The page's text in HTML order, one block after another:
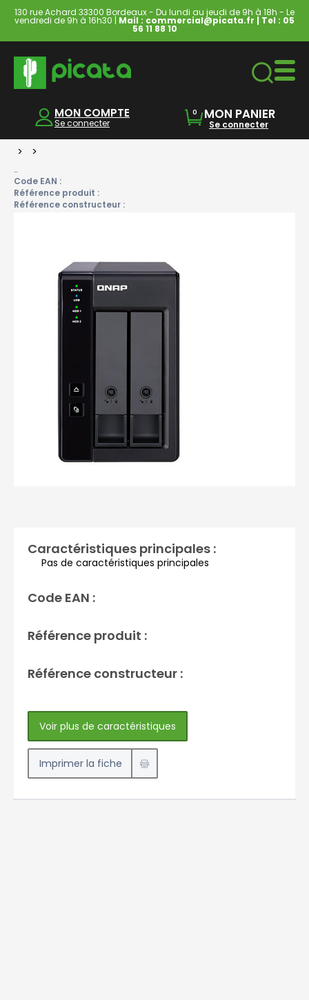
130 rue Achard 33300 Bordeaux - Du lundi au jeudi de 9h à 18h - Le
vendredi de 9h à 16h30 | Mail : commercial@picata.fr | Tel : 05
56 11 88 10
MON COMPTE
Se connecter
0 MON PANIER
Se connecter
> >
-
Code EAN :
Référence produit :
Référence constructeur :
Caractéristiques principales :
Pas de caractéristiques principales
Code EAN :
Référence produit :
Référence constructeur :
Voir plus de caractéristiques
Imprimer la fiche